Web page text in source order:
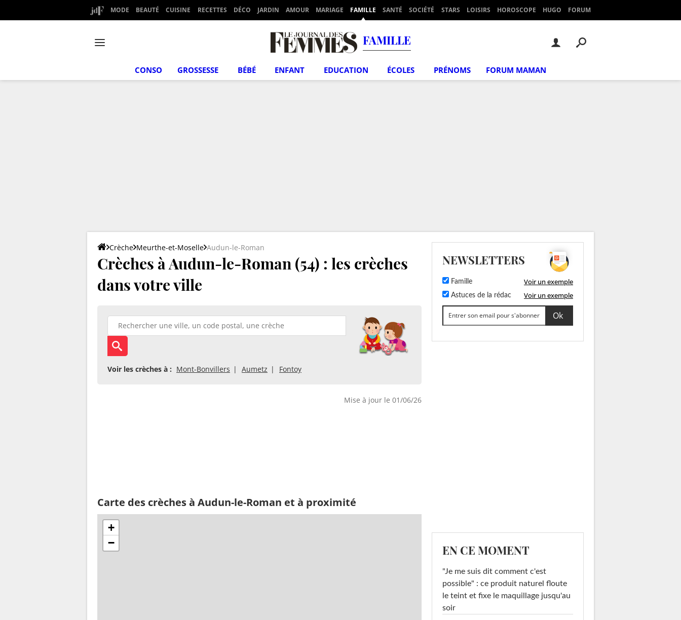
MODE BEAUTÉ CUISINE RECETTES DÉCO JARDIN AMOUR MARIAGE FAMILLE SANTÉ SOCIÉTÉ STARS LOISIRS HOROSCOPE HUGO FORUM
FAMILLE
CONSO GROSSESSE BÉBÉ ENFANT EDUCATION ÉCOLES PRÉNOMS FORUM MAMAN
Crèche Meurthe-et-Moselle Audun-le-Roman
Crèches à Audun-le-Roman (54) : les crèches
dans votre ville
Voir les crèches à : Mont-Bonvillers Aumetz Fontoy
Mise à jour le 01/06/26
Carte des crèches à Audun-le-Roman et à proximité
+
−
NEWSLETTERS
Famille Voir un exemple
Astuces de la rédac Voir un exemple
EN CE MOMENT
"Je me suis dit comment c'est
possible" : ce produit naturel floute
le teint et fixe le maquillage jusqu'au
soir